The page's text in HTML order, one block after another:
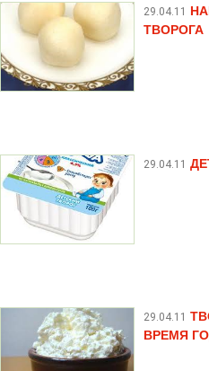
29.04.11
ТВОРОГА
29.04.11
29.04.11
ВРЕМЯ